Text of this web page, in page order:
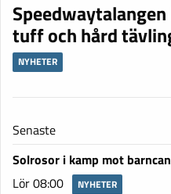
tuff och hård
NYHETER
Senaste
Solrosor i kamp mot
Lör 08:00
NYHETER